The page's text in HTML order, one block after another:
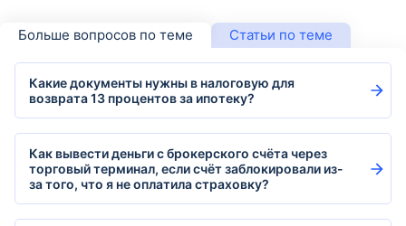
Больше вопросов по теме Статьи по теме
Какие документы нужны в налоговую для
возврата 13 процентов за ипотеку?
Как вывести деньги с брокерского счёта через
торговый терминал, если счёт заблокировали из-
за того, что я не оплатила страховку?